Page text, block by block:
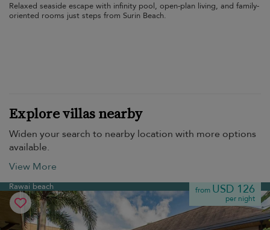
Relaxed seaside escape with infinity pool, open-plan living, and family-
oriented rooms just steps from Surin Beach.
Explore villas nearby
Widen your search to nearby location with more options
available.
View More
Rawai beach from USD 126
per night